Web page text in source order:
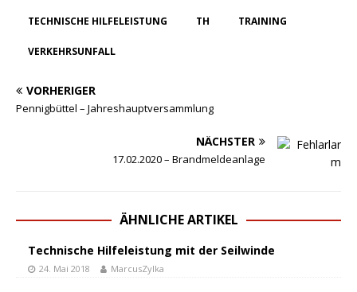
TECHNISCHE HILFELEISTUNG TH TRAINING
VERKEHRSUNFALL
VORHERIGER
Pennigbüttel – Jahreshauptversammlung
NÄCHSTER
17.02.2020 – Brandmeldeanlage
ÄHNLICHE ARTIKEL
Technische Hilfeleistung mit der Seilwinde
24. Mai 2018 MarcusZylka